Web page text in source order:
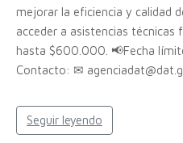
mejorar la eficiencia y calidad
acceder a asistencias técnicas
hasta $600.000. 📢Fecha
Contacto: ✉
Seguir leyendo